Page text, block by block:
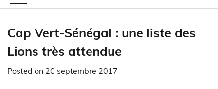
Cap Vert-Sénégal : une liste des
Lions très attendue
Posted on 20 septembre 2017